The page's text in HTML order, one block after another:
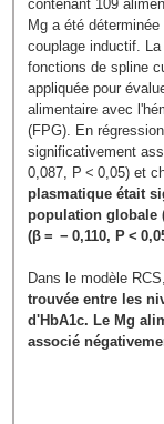
contenant 109
Mg a été
couplage inductif.
fonctions de spline
appliquée pour
alimentaire avec
(FPG). En
significativement
0,087, P < 0,05) et
plasmatique était
population globale
(β = − 0,110, P <
Dans le modèle
trouvée entre les
d'HbA1c. Le Mg
associé